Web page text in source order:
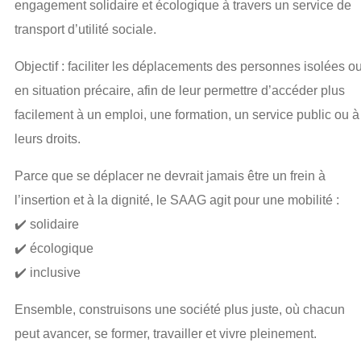
engagement solidaire et écologique à travers un service de
transport d’utilité sociale.
Objectif : faciliter les déplacements des personnes isolées
en situation précaire, afin de leur permettre d’accéder plus
facilement à un emploi, une formation, un service public ou à
leurs droits.
Parce que se déplacer ne devrait jamais être un frein à
l’insertion et à la dignité, le SAAG agit pour une mobilité :
✔️ solidaire
✔️ écologique
✔️ inclusive
Ensemble, construisons une société plus juste, où chacun
peut avancer, se former, travailler et vivre pleinement.